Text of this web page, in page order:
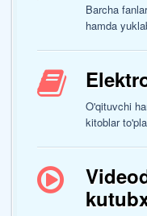
Barcha
hamda
O'qituvchi
kitoblar